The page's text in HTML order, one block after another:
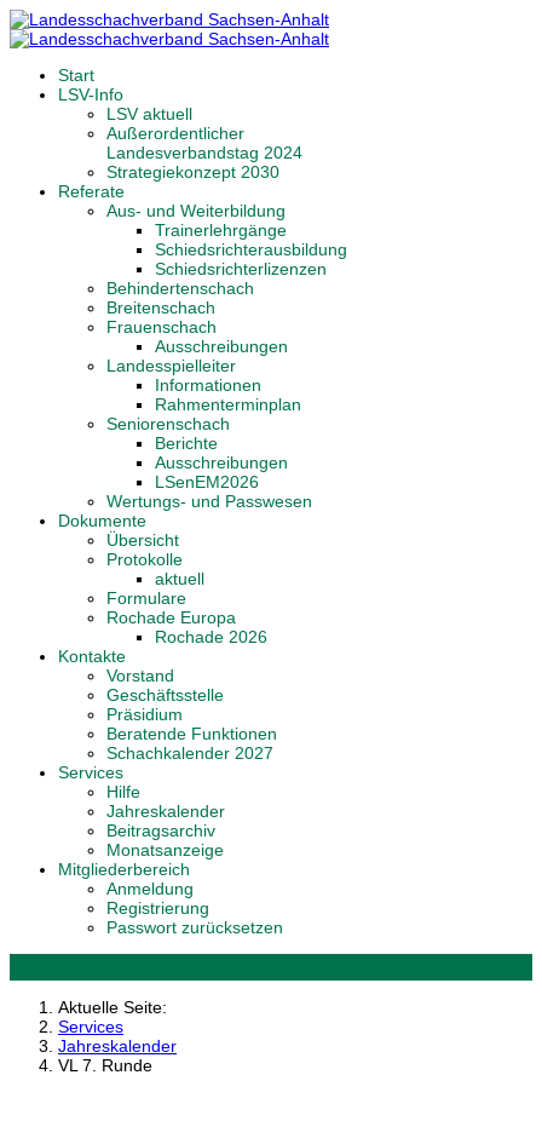
Start
LSV-Info
LSV aktuell
Außerordentlicher
Landesverbandstag 2024
Strategiekonzept 2030
Referate
Aus- und Weiterbildung
Trainerlehrgänge
Schiedsrichterausbildung
Schiedsrichterlizenzen
Behindertenschach
Breitenschach
Frauenschach
Ausschreibungen
Landesspielleiter
Informationen
Rahmenterminplan
Seniorenschach
Berichte
Ausschreibungen
LSenEM2026
Wertungs- und Passwesen
Dokumente
Übersicht
Protokolle
aktuell
Formulare
Rochade Europa
Rochade 2026
Kontakte
Vorstand
Geschäftsstelle
Präsidium
Beratende Funktionen
Schachkalender 2027
Services
Hilfe
Jahreskalender
Beitragsarchiv
Monatsanzeige
Mitgliederbereich
Anmeldung
Registrierung
Passwort zurücksetzen
Aktuelle Seite:
Services
Jahreskalender
VL 7. Runde